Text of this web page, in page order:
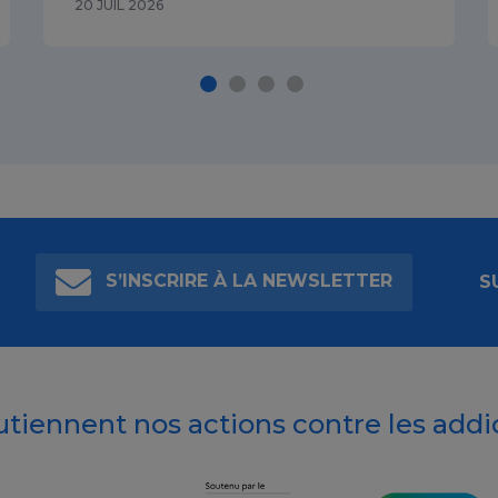
20 JUIL 2026
S’INSCRIRE À LA NEWSLETTER
nos actions contre les